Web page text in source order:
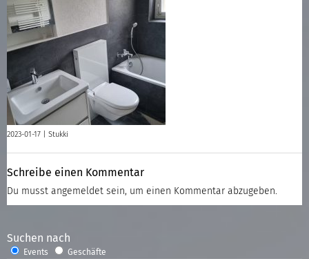
2023-01-17 | Stukki
Schreibe einen Kommentar
Du musst angemeldet sein, um einen Kommentar abzugeben.
Suchen nach
Events Geschäfte